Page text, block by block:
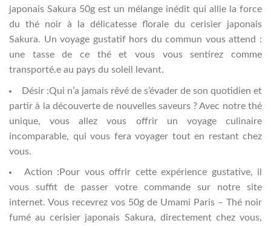
japonais Sakura 50g est un mélange inédit qui allie la force
du thé noir à la délicatesse florale du cerisier japonais
Sakura. Un voyage gustatif hors du commun vous attend :
une tasse de ce thé et vous vous sentirez comme
transporté.e au pays du soleil levant.
Désir :Qui n’a jamais rêvé de s’évader de son quotidien et
partir à la découverte de nouvelles saveurs ? Avec notre thé
unique, vous allez vous offrir un voyage culinaire
incomparable, qui vous fera voyager tout en restant chez
vous.
Action :Pour vous offrir cette expérience gustative, il
vous suffit de passer votre commande sur notre site
internet. Vous recevrez vos 50g de Umami Paris – Thé noir
fumé au cerisier japonais Sakura, directement chez vous,